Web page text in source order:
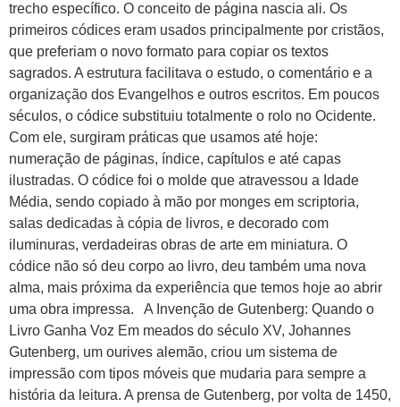
trecho específico. O conceito de página nascia ali. Os
primeiros códices eram usados principalmente por cristãos,
que preferiam o novo formato para copiar os textos
sagrados. A estrutura facilitava o estudo, o comentário e a
organização dos Evangelhos e outros escritos. Em poucos
séculos, o códice substituiu totalmente o rolo no Ocidente.
Com ele, surgiram práticas que usamos até hoje:
numeração de páginas, índice, capítulos e até capas
ilustradas. O códice foi o molde que atravessou a Idade
Média, sendo copiado à mão por monges em scriptoria,
salas dedicadas à cópia de livros, e decorado com
iluminuras, verdadeiras obras de arte em miniatura. O
códice não só deu corpo ao livro, deu também uma nova
alma, mais próxima da experiência que temos hoje ao abrir
uma obra impressa. A Invenção de Gutenberg: Quando o
Livro Ganha Voz Em meados do século XV, Johannes
Gutenberg, um ourives alemão, criou um sistema de
impressão com tipos móveis que mudaria para sempre a
história da leitura. A prensa de Gutenberg, por volta de 1450,